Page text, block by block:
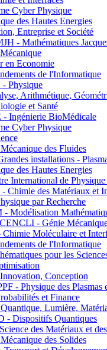
Cyber Physique
des Hautes Energies
Entreprise et Société
- Mathématiques
en Economie
de l'Informatique
Physique
Arithmétique,
et Santé
Ingénierie BioMédicale
Cyber Physique
des Fluides
installations -
des Hautes Energies
International de Physique
des Matériaux et
par Recherche
Modélisation
- Génie
Moléculaire et
de l'Informatique
pour les
Conception
- Physique des Plasmas
et Finance
Lumière,
Dispositifs Quantiques
des Matériaux et
des Solides